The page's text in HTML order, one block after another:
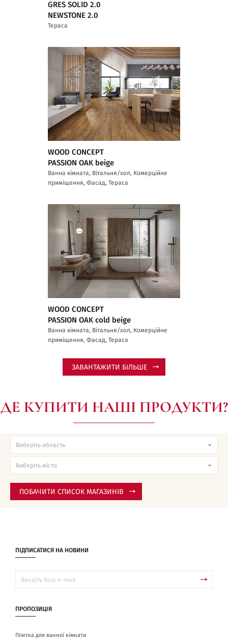
GRES SOLID 2.0
NEWSTONE 2.0
Тераса
WOOD CONCEPT
PASSION OAK beige
Ванна кімната, Вітальня/хол, Комерційне
приміщення, Фасад, Тераса
WOOD CONCEPT
PASSION OAK cold beige
Ванна кімната, Вітальня/хол, Комерційне
приміщення, Фасад, Тераса
ЗАВАНТАЖИТИ БІЛЬШЕ
ДЕ КУПИТИ НАШІ ПРОДУКТИ?
ПОБАЧИТИ СПИСОК МАГАЗИНІВ
ПІДПИСАТИСЯ НА НОВИНИ
ПРОПОЗИЦІЯ
Плитка для ванної кімнати